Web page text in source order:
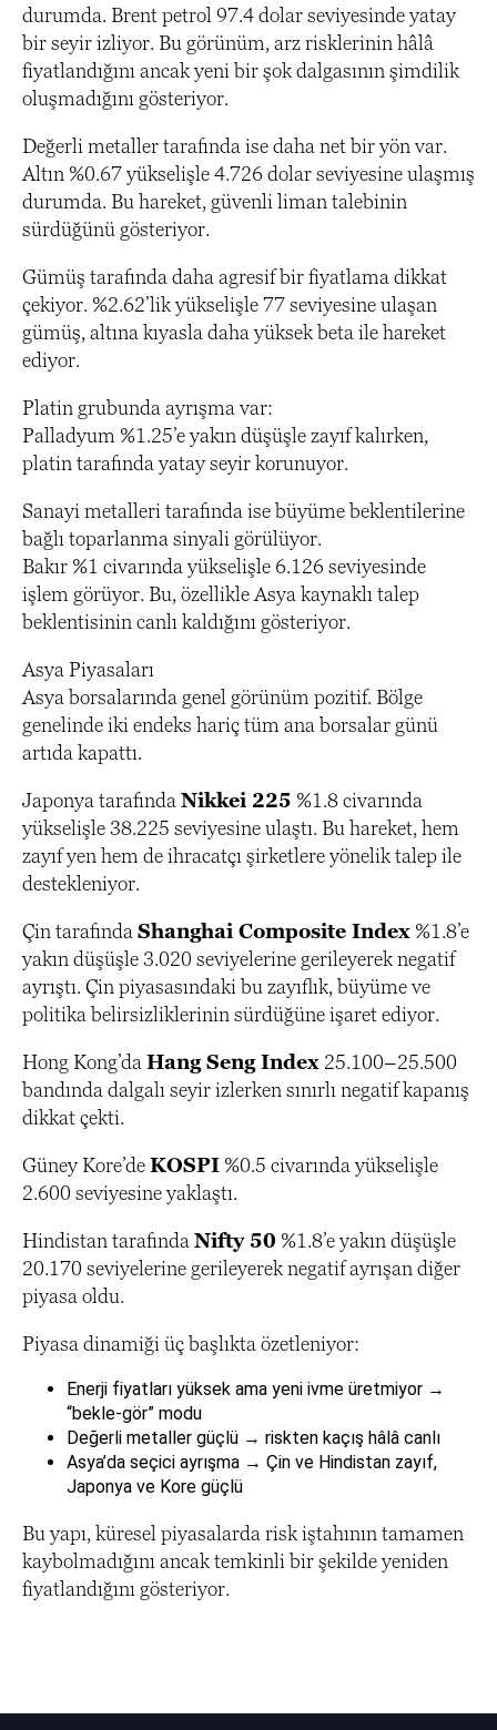
durumda. Brent petrol 97.4 dolar seviyesinde yatay
bir seyir izliyor. Bu görünüm, arz risklerinin hâlâ
fiyatlandığını ancak yeni bir şok dalgasının şimdilik
oluşmadığını gösteriyor.
Değerli metaller tarafında ise daha net bir yön var.
Altın %0.67 yükselişle 4.726 dolar seviyesine ulaşmış
durumda. Bu hareket, güvenli liman talebinin
sürdüğünü gösteriyor.
Gümüş tarafında daha agresif bir fiyatlama dikkat
çekiyor. %2.62’lik yükselişle 77 seviyesine ulaşan
gümüş, altına kıyasla daha yüksek beta ile hareket
ediyor.
Platin grubunda ayrışma var:
Palladyum %1.25’e yakın düşüşle zayıf kalırken,
platin tarafında yatay seyir korunuyor.
Sanayi metalleri tarafında ise büyüme beklentilerine
bağlı toparlanma sinyali görülüyor.
Bakır %1 civarında yükselişle 6.126 seviyesinde
işlem görüyor. Bu, özellikle Asya kaynaklı talep
beklentisinin canlı kaldığını gösteriyor.
Asya Piyasaları
Asya borsalarında genel görünüm pozitif. Bölge
genelinde iki endeks hariç tüm ana borsalar günü
artıda kapattı.
Japonya tarafında Nikkei 225 %1.8 civarında
yükselişle 38.225 seviyesine ulaştı. Bu hareket, hem
zayıf yen hem de ihracatçı şirketlere yönelik talep ile
destekleniyor.
Çin tarafında Shanghai Composite Index %1.8’e
yakın düşüşle 3.020 seviyelerine gerileyerek negatif
ayrıştı. Çin piyasasındaki bu zayıflık, büyüme ve
politika belirsizliklerinin sürdüğüne işaret ediyor.
Hong Kong’da Hang Seng Index 25.100–25.500
bandında dalgalı seyir izlerken sınırlı negatif kapanış
dikkat çekti.
Güney Kore’deKOSPI %0.5 civarında yükselişle
2.600 seviyesine yaklaştı.
Hindistan tarafında Nifty 50 %1.8’e yakın düşüşle
20.170 seviyelerine gerileyerek negatif ayrışan diğer
piyasa oldu.
Piyasa dinamiği üç başlıkta özetleniyor:
Enerji fiyatları yüksek ama yeni ivme üretmiyor →
“bekle-gör” modu
Değerli metaller güçlü → riskten kaçış hâlâ canlı
Asya’da seçici ayrışma → Çin ve Hindistan zayıf,
Japonya ve Kore güçlü
Bu yapı, küresel piyasalarda risk iştahının tamamen
kaybolmadığını ancak temkinli bir şekilde yeniden
fiyatlandığını gösteriyor.